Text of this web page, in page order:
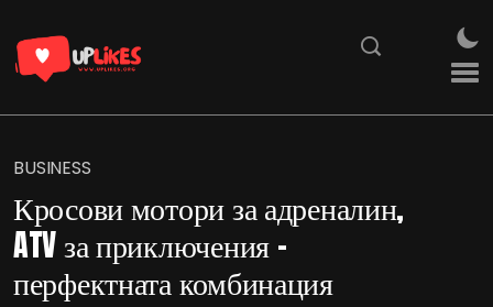
BUSINESS
Кросови мотори за адреналин,
ATV за приключения –
перфектната комбинация